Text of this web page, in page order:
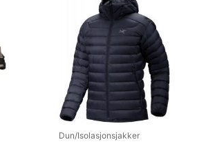
Dun/Isolasjonsjakker